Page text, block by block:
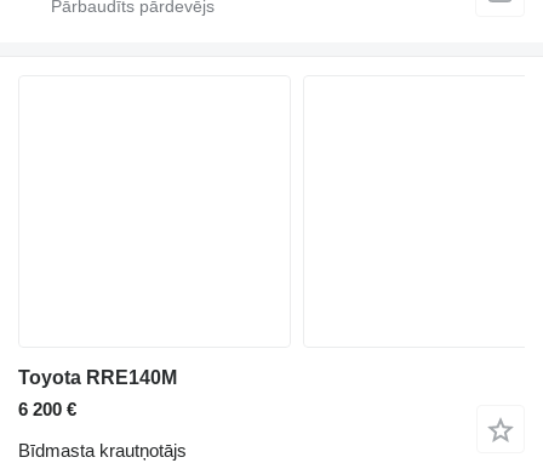
Toyota RRE140M
6 200 €
Bīdmasta krautņotājs